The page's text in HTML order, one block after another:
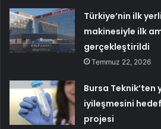
Türkiye’nin ilk
makinesiyle ilk
gerçekleştirildi
Temmuz 22, 2026
Bursa Teknik’ten
iyileşmesini
projesi